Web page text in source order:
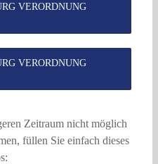
VERORDNUNG
VERORDNUNG
Zeitraum nicht möglich
füllen Sie einfach dieses